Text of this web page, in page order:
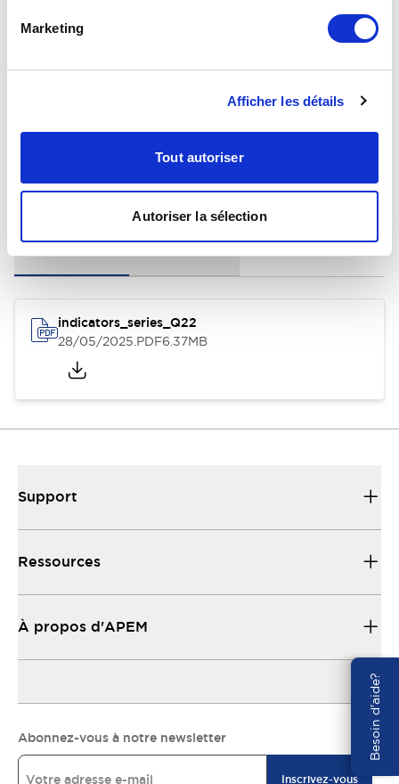
Marketing
Afficher les détails
Tout autoriser
Autoriser la sélection
Besoin d'aide?
Environmental Specifications
Documents et fichiers
indicators_series_Q22
28/05/2025.PDF6.37MB
Support
Ressources
À propos d'APEM
Abonnez-vous à notre newsletter
Inscrivez-vous